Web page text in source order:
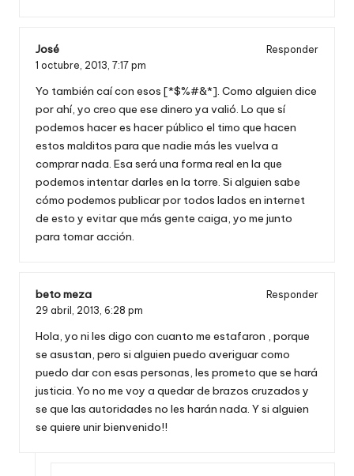
José
Responder
1 octubre, 2013, 7:17 pm
Yo también caí con esos [*$%#&*]. Como alguien dice
por ahí, yo creo que ese dinero ya valió. Lo que sí
podemos hacer es hacer público el timo que hacen
estos malditos para que nadie más les vuelva a
comprar nada. Esa será una forma real en la que
podemos intentar darles en la torre. Si alguien sabe
cómo podemos publicar por todos lados en internet
de esto y evitar que más gente caiga, yo me junto
para tomar acción.
beto meza
Responder
29 abril, 2013, 6:28 pm
Hola, yo ni les digo con cuanto me estafaron , porque
se asustan, pero si alguien puedo averiguar como
puedo dar con esas personas, les prometo que se hará
justicia. Yo no me voy a quedar de brazos cruzados y
se que las autoridades no les harán nada. Y si alguien
se quiere unir bienvenido!!